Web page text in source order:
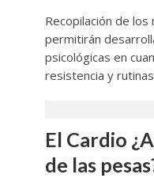
Recopilación de
permitirán
psicológicas en
resistencia y
El Cardio
de las